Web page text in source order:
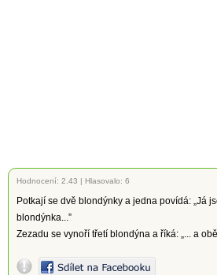
Hodnocení: 2.43 | Hlasovalo: 6
Potkají se dvě blondýnky a jedna povídá: „Já
blondýnka...”
Zezadu se vynoří třetí blondýna a říká: „... a